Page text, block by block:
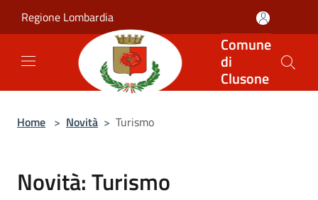
Regione Lombardia
Comune
di
Clusone
Home > Novità > Turismo
Novità: Turismo